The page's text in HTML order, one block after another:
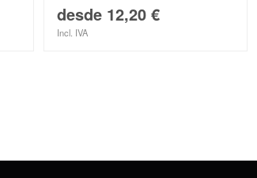
desde 12,20 €
Incl. IVA